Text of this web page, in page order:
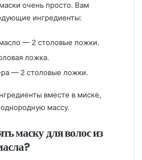
очень просто. Вам
ингредиенты:
— 2 столовые ложки.
ложка.
— 2 столовые ложки.
вместе в миске,
массу.
маску для волос из